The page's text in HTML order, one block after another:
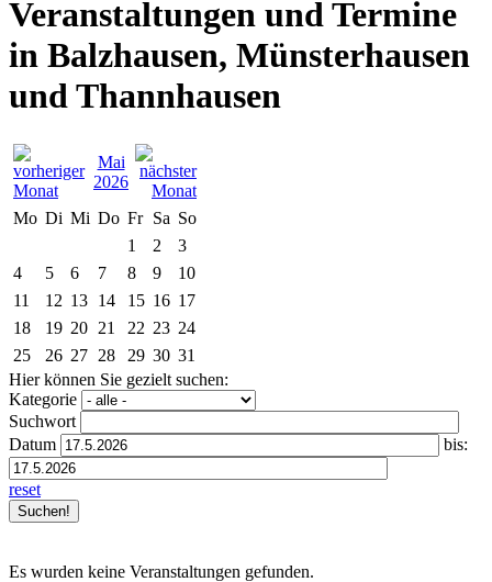
Veranstaltungen und Termine
in Balzhausen, Münsterhausen
und Thannhausen
Mai
2026
Mo Di Mi Do Fr Sa So
1
2
3
4
5 6 7 8 9
10
11
12 13 14 15 16 17
18
19 20 21 22 23 24
25
26 27 28 29 30 31
Hier können Sie gezielt suchen:
Kategorie
Suchwort
Datum
bis:
reset
Es wurden keine Veranstaltungen gefunden.